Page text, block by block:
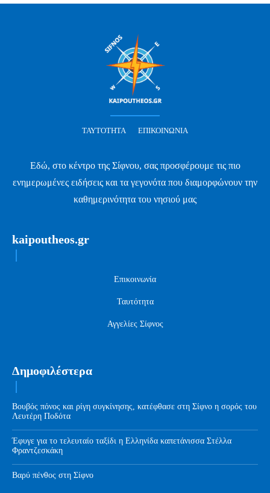
ΤΑΥΤΌΤΗΤΑ ΕΠΙΚΟΙΝΩΝΊΑ
Εδώ, στο κέντρο της Σίφνου, σας προσφέρουμε τις πιο
ενημερωμένες ειδήσεις και τα γεγονότα που διαμορφώνουν την
καθημερινότητα του νησιού μας
kaipoutheos.gr
Επικοινωνία
Ταυτότητα
Αγγελίες Σίφνος
Δημοφιλέστερα
Βουβός πόνος και ρίγη συγκίνησης, κατέφθασε στη Σίφνο η σορός του
Λευτέρη Ποδότα
Έφυγε για το τελευταίο ταξίδι η Ελληνίδα καπετάνισσα Στέλλα
Φραντζεσκάκη
Βαρύ πένθος στη Σίφνο